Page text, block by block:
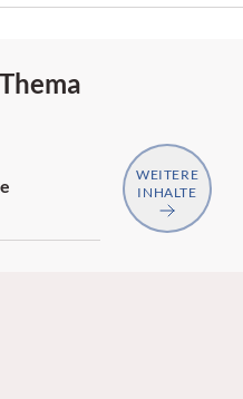
WEITERE
INHALTE